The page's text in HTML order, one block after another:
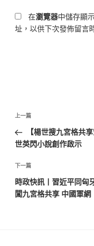
在瀏覽器中儲存顯
址，以供下次發佈留言
文
導
覽
上
一
篇
章
上一篇
【楊世搜九宮格共
世英閃小說創作啟示
下
一
篇
下一篇
時政快訊丨習近平同匈
闖九宮格共享 中國軍網